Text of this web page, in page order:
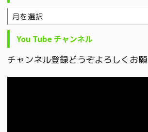
You Tube チャンネル
チャンネル登録どうぞよろしくお願